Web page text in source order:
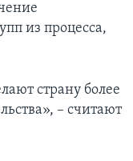
из процесса,
страну более
– считают